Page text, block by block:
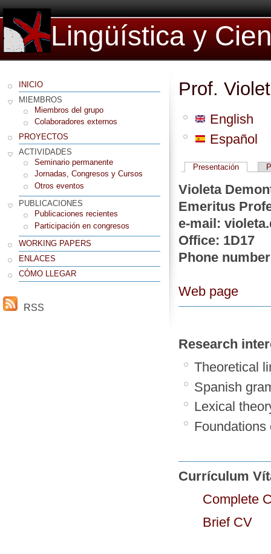
Lingüística y
INICIO
MIEMBROS
Miembros del grupo
Colaboradores externos
PROYECTOS
ACTIVIDADES
Seminario permanente
Jornadas, Congresos y Cursos
Otros eventos
PUBLICACIONES
Publicaciones recientes
Participación en congresos
WORKING PAPERS
ENLACES
CÓMO LLEGAR
RSS
Prof.
English
Español
Presentación
Violeta
Emeritus
e-mail:
Office: 1D17
Phone
Web page
Research
Theoretical
Spanish
Lexical
Foundations
Currículum
Complete
Brief CV